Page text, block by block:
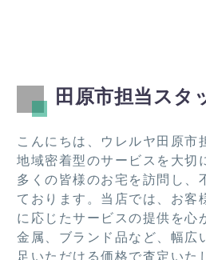
ばお
した
いで
す！
田原市担当スタ
こんにちは、ウレルヤ田原市
地域密着型のサービスを大切
多くの皆様のお宅を訪問し、
ております。当店では、お客
に応じたサービスの提供を心
金属、ブランド品など、幅広
足いただける価格で査定いた